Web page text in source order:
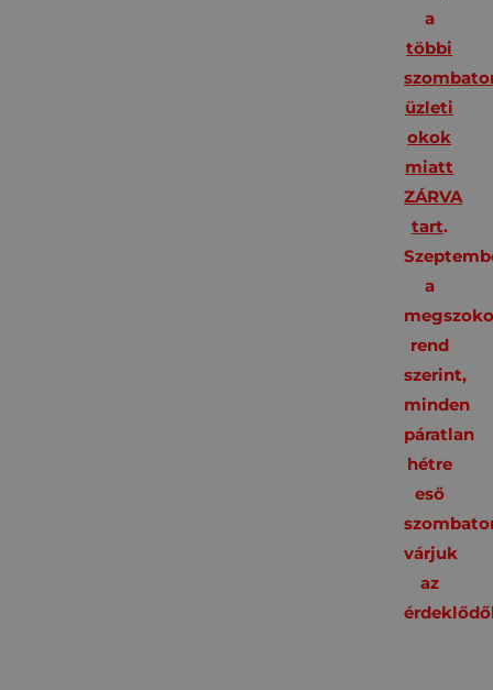
a
többi
üzleti
okok
miatt
ZÁRVA
tart.
a
rend
szerint,
minden
páratlan
hétre
eső
várjuk
az